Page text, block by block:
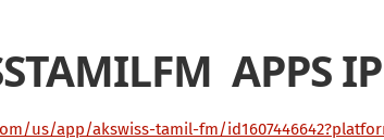
APPS
us/app/akswiss-tamil-fm/